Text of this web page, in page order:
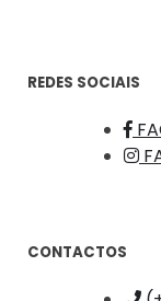
REDES SOCIAIS
CONTACTOS